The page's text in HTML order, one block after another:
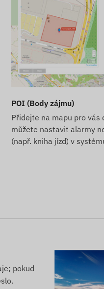
POI (Body zájmu)
Přidejte na mapu pro vás
můžete nastavit alarmy
(např. kniha jízd) v
pokud